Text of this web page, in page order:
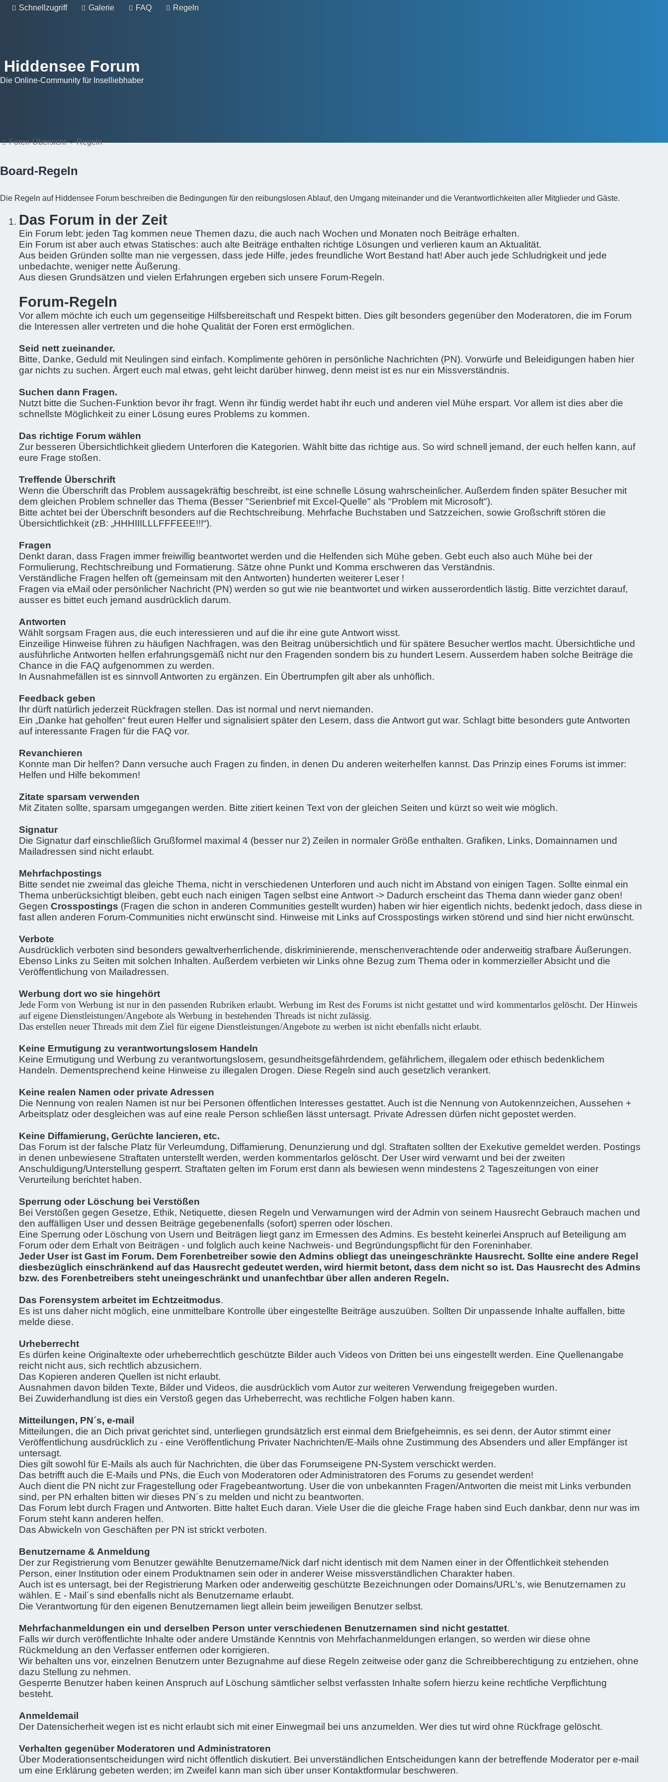
Schnellzugriff Galerie FAQ Regeln
Hiddensee Forum
Die Online-Community für Inselliebhaber
Foren-Übersicht Regeln
Board-Regeln
Die Regeln auf Hiddensee Forum beschreiben die Bedingungen für den reibungslosen Ablauf, den Umgang miteinander und die Verantwortlichkeiten aller Mitglieder und Gäste.
Das Forum in der Zeit
Ein Forum lebt: jeden Tag kommen neue Themen dazu, die auch nach Wochen und Monaten noch Beiträge erhalten.
Ein Forum ist aber auch etwas Statisches: auch alte Beiträge enthalten richtige Lösungen und verlieren kaum an Aktualität.
Aus beiden Gründen sollte man nie vergessen, dass jede Hilfe, jedes freundliche Wort Bestand hat! Aber auch jede Schludrigkeit und jede
unbedachte, weniger nette Äußerung.
Aus diesen Grundsätzen und vielen Erfahrungen ergeben sich unsere Forum-Regeln.
Forum-Regeln
Vor allem möchte ich euch um gegenseitige Hilfsbereitschaft und Respekt bitten. Dies gilt besonders gegenüber den Moderatoren, die im Forum
die Interessen aller vertreten und die hohe Qualität der Foren erst ermöglichen.
Seid nett zueinander.
Bitte, Danke, Geduld mit Neulingen sind einfach. Komplimente gehören in persönliche Nachrichten (PN). Vorwürfe und Beleidigungen haben hier
gar nichts zu suchen. Ärgert euch mal etwas, geht leicht darüber hinweg, denn meist ist es nur ein Missverständnis.
Suchen dann Fragen.
Nutzt bitte die Suchen-Funktion bevor ihr fragt. Wenn ihr fündig werdet habt ihr euch und anderen viel Mühe erspart. Vor allem ist dies aber die
schnellste Möglichkeit zu einer Lösung eures Problems zu kommen.
Das richtige Forum wählen
Zur besseren Übersichtlichkeit gliedern Unterforen die Kategorien. Wählt bitte das richtige aus. So wird schnell jemand, der euch helfen kann, auf
eure Frage stoßen.
Treffende Überschrift
Wenn die Überschrift das Problem aussagekräftig beschreibt, ist eine schnelle Lösung wahrscheinlicher. Außerdem finden später Besucher mit
dem gleichen Problem schneller das Thema (Besser "Serienbrief mit Excel-Quelle" als "Problem mit Microsoft").
Bitte achtet bei der Überschrift besonders auf die Rechtschreibung. Mehrfache Buchstaben und Satzzeichen, sowie Großschrift stören die
Übersichtlichkeit (zB: „HHHIIILLLFFFEEE!!!“).
Fragen
Denkt daran, dass Fragen immer freiwillig beantwortet werden und die Helfenden sich Mühe geben. Gebt euch also auch Mühe bei der
Formulierung, Rechtschreibung und Formatierung. Sätze ohne Punkt und Komma erschweren das Verständnis.
Verständliche Fragen helfen oft (gemeinsam mit den Antworten) hunderten weiterer Leser !
Fragen via eMail oder persönlicher Nachricht (PN) werden so gut wie nie beantwortet und wirken ausserordentlich lästig. Bitte verzichtet darauf,
ausser es bittet euch jemand ausdrücklich darum.
Antworten
Wählt sorgsam Fragen aus, die euch interessieren und auf die ihr eine gute Antwort wisst.
Einzeilige Hinweise führen zu häufigen Nachfragen, was den Beitrag unübersichtlich und für spätere Besucher wertlos macht. Übersichtliche und
ausführliche Antworten helfen erfahrungsgemäß nicht nur den Fragenden sondern bis zu hundert Lesern. Ausserdem haben solche Beiträge die
Chance in die FAQ aufgenommen zu werden.
In Ausnahmefällen ist es sinnvoll Antworten zu ergänzen. Ein Übertrumpfen gilt aber als unhöflich.
Feedback geben
Ihr dürft natürlich jederzeit Rückfragen stellen. Das ist normal und nervt niemanden.
Ein „Danke hat geholfen“ freut euren Helfer und signalisiert später den Lesern, dass die Antwort gut war. Schlagt bitte besonders gute Antworten
auf interessante Fragen für die FAQ vor.
Revanchieren
Konnte man Dir helfen? Dann versuche auch Fragen zu finden, in denen Du anderen weiterhelfen kannst. Das Prinzip eines Forums ist immer:
Helfen und Hilfe bekommen!
Zitate sparsam verwenden
Mit Zitaten sollte, sparsam umgegangen werden. Bitte zitiert keinen Text von der gleichen Seiten und kürzt so weit wie möglich.
Signatur
Die Signatur darf einschließlich Grußformel maximal 4 (besser nur 2) Zeilen in normaler Größe enthalten. Grafiken, Links, Domainnamen und
Mailadressen sind nicht erlaubt.
Mehrfachpostings
Bitte sendet nie zweimal das gleiche Thema, nicht in verschiedenen Unterforen und auch nicht im Abstand von einigen Tagen. Sollte einmal ein
Thema unberücksichtigt bleiben, gebt euch nach einigen Tagen selbst eine Antwort -> Dadurch erscheint das Thema dann wieder ganz oben!
GegenCrosspostings (Fragen die schon in anderen Communities gestellt wurden) haben wir hier eigentlich nichts, bedenkt jedoch, dass diese in
fast allen anderen Forum-Communities nicht erwünscht sind. Hinweise mit Links auf Crosspostings wirken störend und sind hier nicht erwünscht.
Verbote
Ausdrücklich verboten sind besonders gewaltverherrlichende, diskriminierende, menschenverachtende oder anderweitig strafbare Äußerungen.
Ebenso Links zu Seiten mit solchen Inhalten. Außerdem verbieten wir Links ohne Bezug zum Thema oder in kommerzieller Absicht und die
Veröffentlichung von Mailadressen.
Werbung dort wo sie hingehört
Jede Form von Werbung ist nur in den passenden Rubriken erlaubt. Werbung im Rest des Forums ist nicht gestattet und wird kommentarlos gelöscht. Der Hinweis
auf eigene Dienstleistungen/Angebote als Werbung in bestehenden Threads ist nicht zulässig.
Das erstellen neuer Threads mit dem Ziel für eigene Dienstleistungen/Angebote zu werben ist nicht ebenfalls nicht erlaubt.
Keine Ermutigung zu verantwortungslosem Handeln
Keine Ermutigung und Werbung zu verantwortungslosem, gesundheitsgefährdendem, gefährlichem, illegalem oder ethisch bedenklichem
Handeln. Dementsprechend keine Hinweise zu illegalen Drogen. Diese Regeln sind auch gesetzlich verankert.
Keine realen Namen oder private Adressen
Die Nennung von realen Namen ist nur bei Personen öffentlichen Interesses gestattet. Auch ist die Nennung von Autokennzeichen, Aussehen +
Arbeitsplatz oder desgleichen was auf eine reale Person schließen lässt untersagt. Private Adressen dürfen nicht gepostet werden.
Keine Diffamierung, Gerüchte lancieren, etc.
Das Forum ist der falsche Platz für Verleumdung, Diffamierung, Denunzierung und dgl. Straftaten sollten der Exekutive gemeldet werden. Postings
in denen unbewiesene Straftaten unterstellt werden, werden kommentarlos gelöscht. Der User wird verwarnt und bei der zweiten
Anschuldigung/Unterstellung gesperrt. Straftaten gelten im Forum erst dann als bewiesen wenn mindestens 2 Tageszeitungen von einer
Verurteilung berichtet haben.
Sperrung oder Löschung bei Verstößen
Bei Verstößen gegen Gesetze, Ethik, Netiquette, diesen Regeln und Verwarnungen wird der Admin von seinem Hausrecht Gebrauch machen und
den auffälligen User und dessen Beiträge gegebenenfalls (sofort) sperren oder löschen.
Eine Sperrung oder Löschung von Usern und Beiträgen liegt ganz im Ermessen des Admins. Es besteht keinerlei Anspruch auf Beteiligung am
Forum oder dem Erhalt von Beiträgen - und folglich auch keine Nachweis- und Begründungspflicht für den Foreninhaber.
Jeder User ist Gast im Forum. Dem Forenbetreiber sowie den Admins obliegt das uneingeschränkte Hausrecht. Sollte eine andere Regel
diesbezüglich einschränkend auf das Hausrecht gedeutet werden, wird hiermit betont, dass dem nicht so ist. Das Hausrecht des Admins
bzw. des Forenbetreibers steht uneingeschränkt und unanfechtbar über allen anderen Regeln.
Das Forensystem arbeitet im Echtzeitmodus.
Es ist uns daher nicht möglich, eine unmittelbare Kontrolle über eingestellte Beiträge auszuüben. Sollten Dir unpassende Inhalte auffallen, bitte
melde diese.
Urheberrecht
Es dürfen keine Originaltexte oder urheberrechtlich geschützte Bilder auch Videos von Dritten bei uns eingestellt werden. Eine Quellenangabe
reicht nicht aus, sich rechtlich abzusichern.
Das Kopieren anderen Quellen ist nicht erlaubt.
Ausnahmen davon bilden Texte, Bilder und Videos, die ausdrücklich vom Autor zur weiteren Verwendung freigegeben wurden.
Bei Zuwiderhandlung ist dies ein Verstoß gegen das Urheberrecht, was rechtliche Folgen haben kann.
Mitteilungen, PN´s, e-mail
Mitteilungen, die an Dich privat gerichtet sind, unterliegen grundsätzlich erst einmal dem Briefgeheimnis, es sei denn, der Autor stimmt einer
Veröffentlichung ausdrücklich zu - eine Veröffentlichung Privater Nachrichten/E-Mails ohne Zustimmung des Absenders und aller Empfänger ist
untersagt.
Dies gilt sowohl für E-Mails als auch für Nachrichten, die über das Forumseigene PN-System verschickt werden.
Das betrifft auch die E-Mails und PNs, die Euch von Moderatoren oder Administratoren des Forums zu gesendet werden!
Auch dient die PN nicht zur Fragestellung oder Fragebeantwortung. User die von unbekannten Fragen/Antworten die meist mit Links verbunden
sind, per PN erhalten bitten wir dieses PN´s zu melden und nicht zu beantworten.
Das Forum lebt durch Fragen und Antworten. Bitte haltet Euch daran. Viele User die die gleiche Frage haben sind Euch dankbar, denn nur was im
Forum steht kann anderen helfen.
Das Abwickeln von Geschäften per PN ist strickt verboten.
Benutzername & Anmeldung
Der zur Registrierung vom Benutzer gewählte Benutzername/Nick darf nicht identisch mit dem Namen einer in der Öffentlichkeit stehenden
Person, einer Institution oder einem Produktnamen sein oder in anderer Weise missverständlichen Charakter haben.
Auch ist es untersagt, bei der Registrierung Marken oder anderweitig geschützte Bezeichnungen oder Domains/URL's, wie Benutzernamen zu
wählen. E - Mail´s sind ebenfalls nicht als Benutzername erlaubt.
Die Verantwortung für den eigenen Benutzernamen liegt allein beim jeweiligen Benutzer selbst.
Mehrfachanmeldungen ein und derselben Person unter verschiedenen Benutzernamen sind nicht gestattet.
Falls wir durch veröffentlichte Inhalte oder andere Umstände Kenntnis von Mehrfachanmeldungen erlangen, so werden wir diese ohne
Rückmeldung an den Verfasser entfernen oder korrigieren.
Wir behalten uns vor, einzelnen Benutzern unter Bezugnahme auf diese Regeln zeitweise oder ganz die Schreibberechtigung zu entziehen, ohne
dazu Stellung zu nehmen.
Gesperrte Benutzer haben keinen Anspruch auf Löschung sämtlicher selbst verfassten Inhalte sofern hierzu keine rechtliche Verpflichtung
besteht.
Anmeldemail
Der Datensicherheit wegen ist es nicht erlaubt sich mit einer Einwegmail bei uns anzumelden. Wer dies tut wird ohne Rückfrage gelöscht.
Verhalten gegenüber Moderatoren und Administratoren
Über Moderationsentscheidungen wird nicht öffentlich diskutiert. Bei unverständlichen Entscheidungen kann der betreffende Moderator per e-mail
um eine Erklärung gebeten werden; im Zweifel kann man sich über unser Kontaktformular beschweren.